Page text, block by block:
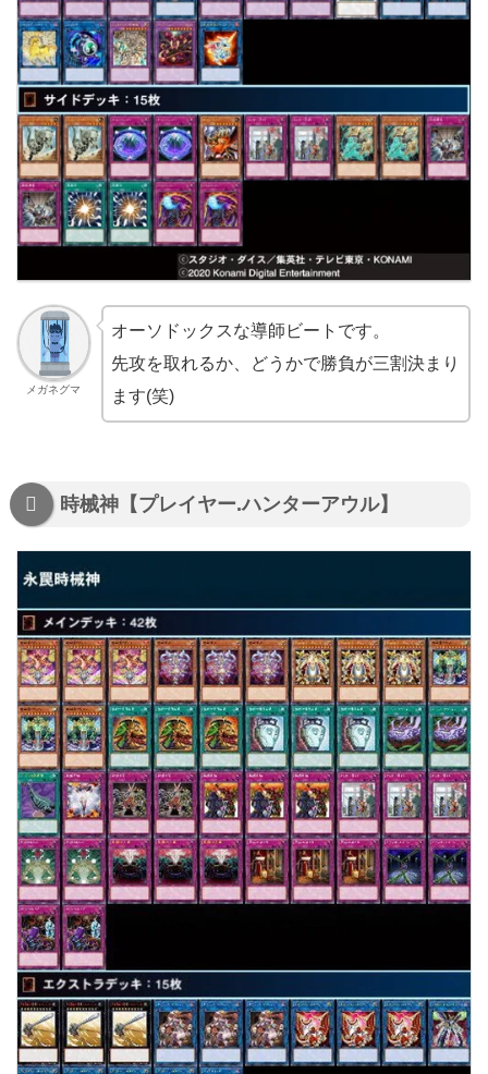
メガネグマ
オーソドックスな導師ビートです。
先攻を取れるか、どうかで勝負が三割決まり
ます(笑)
時械神【プレイヤー.ハンターアウル】